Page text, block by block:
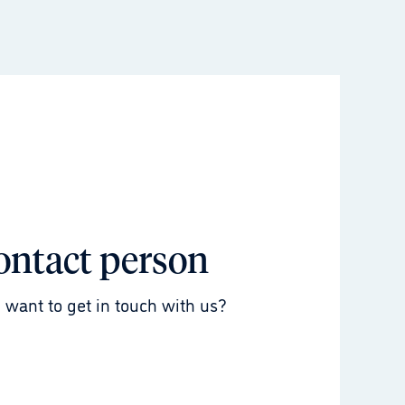
person
want to get in touch with us?